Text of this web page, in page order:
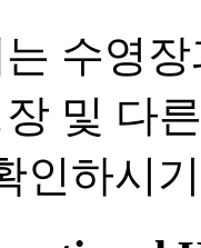
수영
및 다
인하시